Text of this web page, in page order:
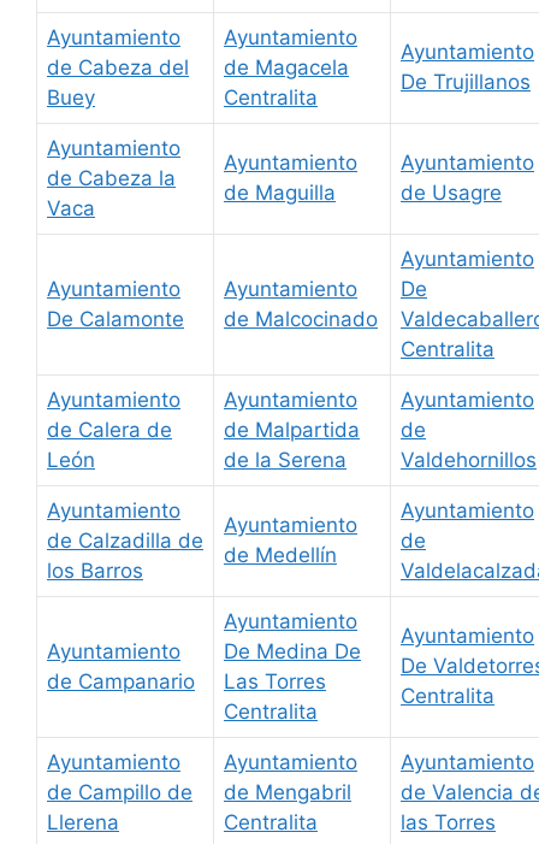
Ayuntamiento
de Cabeza del
Buey
Ayuntamiento
de Magacela
Centralita
Ayuntamiento
De Trujillanos
Ayuntamiento
de Cabeza la
Vaca
Ayuntamiento
de Maguilla
Ayuntamiento
de Usagre
Ayuntamiento
De Calamonte
Ayuntamiento
de Malcocinado
Ayuntamiento
De
Centralita
Ayuntamiento
de Calera de
León
Ayuntamiento
de Malpartida
de la Serena
Ayuntamiento
de
Valdehornillos
Ayuntamiento
de Calzadilla de
los Barros
Ayuntamiento
de Medellín
Ayuntamiento
de
Ayuntamiento
de Campanario
Ayuntamiento
De Medina De
Las Torres
Centralita
Ayuntamiento
De
Centralita
Ayuntamiento
de Campillo de
Llerena
Ayuntamiento
de Mengabril
Centralita
Ayuntamiento
de Valencia
las Torres